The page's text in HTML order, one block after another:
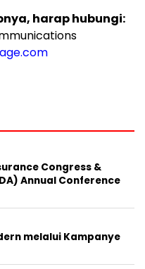
harap hubungi:
Congress &
Annual Conference
melalui Kampanye